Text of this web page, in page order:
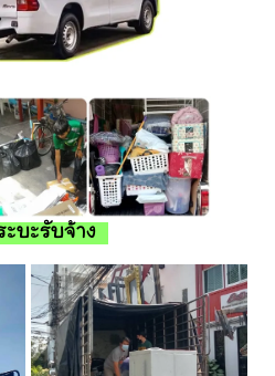
ะบะรับจ้าง